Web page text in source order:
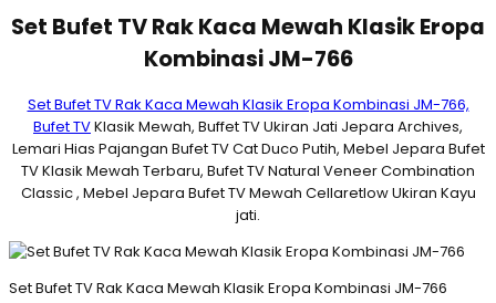
Set Bufet TV Rak Kaca Mewah Klasik Eropa
Kombinasi JM-766
Set Bufet TV Rak Kaca Mewah Klasik Eropa Kombinasi JM-766,
Bufet TVKlasik Mewah, Buffet TV Ukiran Jati Jepara Archives,
Lemari Hias Pajangan Bufet TV Cat Duco Putih, Mebel Jepara Bufet
TV Klasik Mewah Terbaru, Bufet TV Natural Veneer Combination
Classic , Mebel Jepara Bufet TV Mewah Cellaretlow Ukiran Kayu
jati.
Set Bufet TV Rak Kaca Mewah Klasik Eropa Kombinasi JM-766